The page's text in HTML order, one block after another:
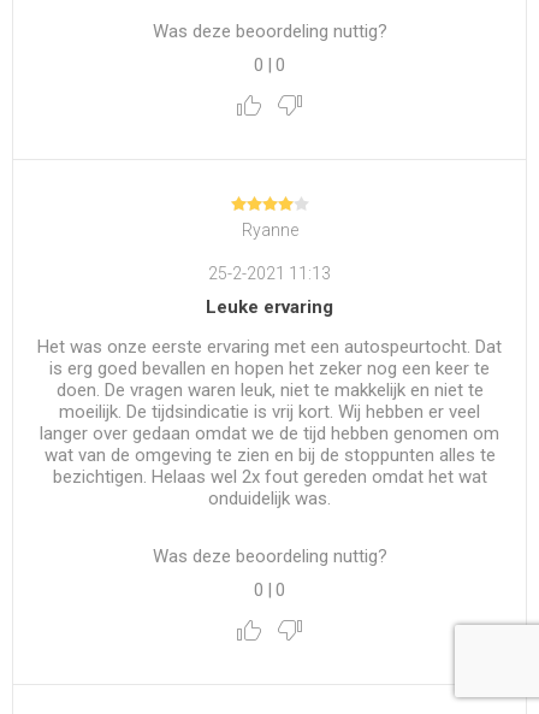
Was deze beoordeling nuttig?
0 | 0
Ryanne
25-2-2021 11:13
Leuke ervaring
Het was onze eerste ervaring met een autospeurtocht. Dat
is erg goed bevallen en hopen het zeker nog een keer te
doen. De vragen waren leuk, niet te makkelijk en niet te
moeilijk. De tijdsindicatie is vrij kort. Wij hebben er veel
langer over gedaan omdat we de tijd hebben genomen om
wat van de omgeving te zien en bij de stoppunten alles te
bezichtigen. Helaas wel 2x fout gereden omdat het wat
onduidelijk was.
Was deze beoordeling nuttig?
0
0